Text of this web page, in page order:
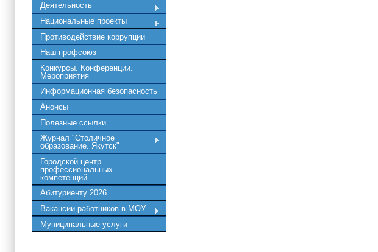
Деятельность
Национальные проекты
Противодействие коррупции
Наш профсоюз
Конкурсы. Конференции.
Мероприятия
Информационная безопасность
Анонсы
Полезные ссылки
Журнал "Столичное
образование. Якутск"
Городской центр
профессиональных
компетенций
Абитуриенту 2026
Вакансии работников в МОУ
Муниципальные услуги